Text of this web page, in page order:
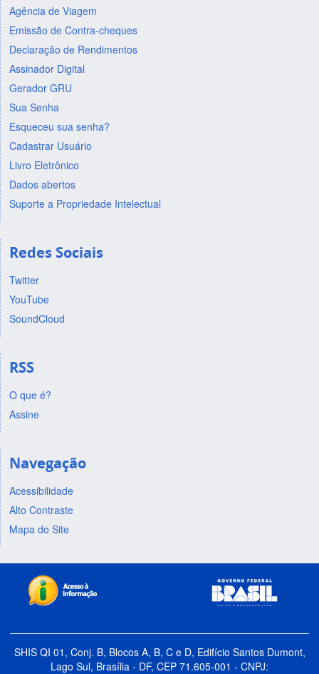
Agência de Viagem
Emissão de Contra-cheques
Declaração de Rendimentos
Assinador Digital
Gerador GRU
Sua Senha
Esqueceu sua senha?
Cadastrar Usuário
Livro Eletrônico
Dados abertos
Suporte a Propriedade Intelectual
Redes Sociais
Twitter
YouTube
SoundCloud
RSS
O que é?
Assine
Navegação
Acessibilidade
Alto Contraste
Mapa do Site
SHIS QI 01, Conj. B, Blocos A, B, C e D, Edifício Santos Dumont,
Lago Sul, Brasília - DF, CEP 71.605-001 - CNPJ: